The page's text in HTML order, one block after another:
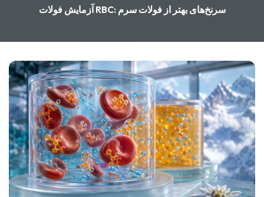
آزمایش فولات RBC: سرنخ‌های بهتر از فولات سرم